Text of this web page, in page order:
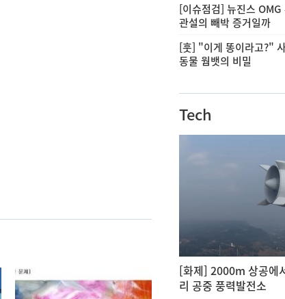
[이슈점검] 뉴진스
관설의 빼박 증거일까
[훗] "이게 똥이라고?"
동물 웜뱃의 비밀
Tech
[화제] 2000m 상공에
리 공중 풍력발전소